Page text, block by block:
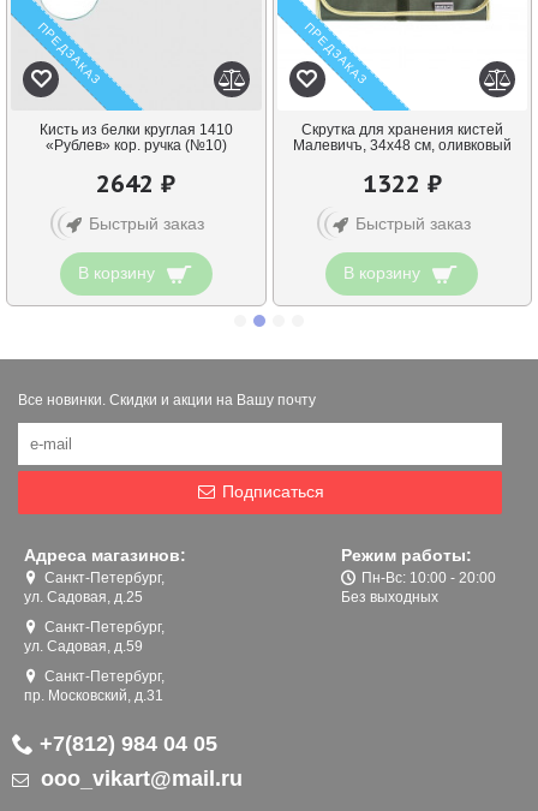
ПРЕДЗАКАЗ
Кисть из белки круглая 1410
«Рублев» кор. ручка (№10)
2642 ₽
Быстрый заказ
В корзину
ПРЕДЗАКАЗ
Скрутка для хранения кистей
Малевичъ, 34х48 см, оливковый
1322 ₽
Быстрый заказ
В корзину
Все новинки. Скидки и акции на Вашу почту
Подписаться
Адреса магазинов:
Санкт-Петербург,
ул. Садовая, д.25
Санкт-Петербург,
ул. Садовая, д.59
Санкт-Петербург,
пр. Московский, д.31
Режим работы:
Пн-Вс: 10:00 - 20:00
Без выходных
+7(812) 984 04 05
ooo_vikart@mail.ru